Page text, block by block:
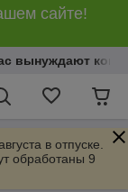
сайте!
вынуждают
в отпуске.
обработаны 9